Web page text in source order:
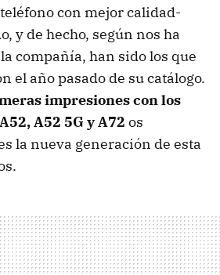
con mejor calidad-
y de hecho, según nos ha
compañía, han sido los que
el año pasado de su catálogo.
impresiones con los
A52 5G y A72 os
la nueva generación de esta